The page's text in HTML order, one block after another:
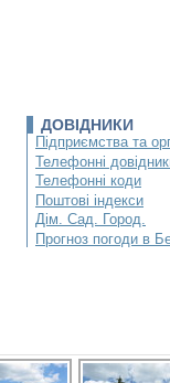
ДОВІДНИКИ
Підприємства та
Телефонні
Телефонні коди
Поштові індекси
Дім. Сад. Город.
Прогноз погоди в